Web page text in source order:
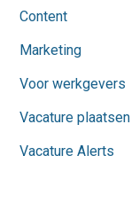
Content
Marketing
Voor werkgevers
Vacature plaatsen
Vacature Alerts